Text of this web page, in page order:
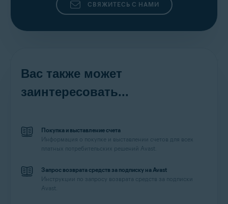
СВЯЖИТЕСЬ С НАМИ
Вас также может
заинтересовать...
Покупка и выставление счета
Информация о покупке и выставлении счетов для всех
платных потребительских решений Avast.
Запрос возврата средств за подписку на Avast
Инструкции по запросу возврата средств за подписки
Avast.